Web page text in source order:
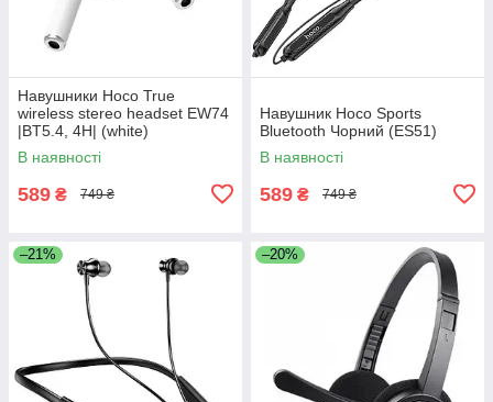
Навушники Hoco True
wireless stereo headset EW74
|BT5.4, 4H| (white)
В наявності
589 ₴ 749 ₴
Навушник Hoco Sports
Bluetooth Чорний (ES51)
В наявності
589 ₴ 749 ₴
–21% –20%